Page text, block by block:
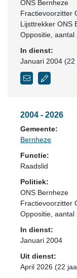
ONS Bernheze
Fractievoorzitter
Lijsttrekker ONS
Oppositie ,
In dienst:
Januari 2004 (22
2004 - 2026
Gemeente:
Bernheze
Functie:
Raadslid
Politiek:
ONS Bernheze
Fractievoorzitter
Oppositie ,
In dienst:
Januari 2004
Uit dienst:
April 2026 (22